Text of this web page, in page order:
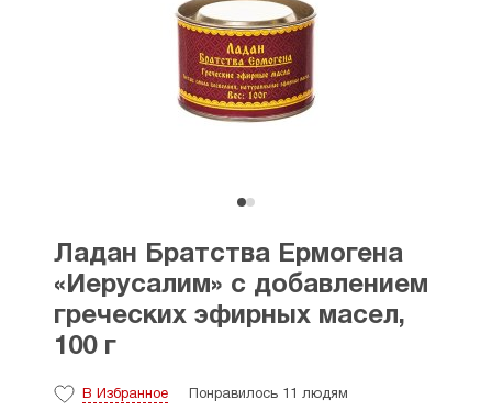
Ладан Братства Ермогена
«Иерусалим» с добавлением
греческих эфирных масел,
100 г
В Избранное Понравилось 11 людям